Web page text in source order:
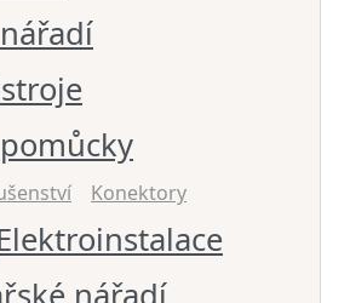
Konektory